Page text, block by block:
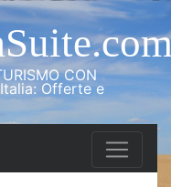
CON
Italia: Offerte e